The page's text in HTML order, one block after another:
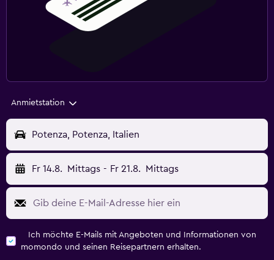
Anmietstation
Potenza, Potenza, Italien
Fr 14.8. Mittags - Fr 21.8. Mittags
Ich möchte E-Mails mit Angeboten und Informationen von
momondo und seinen Reisepartnern erhalten.